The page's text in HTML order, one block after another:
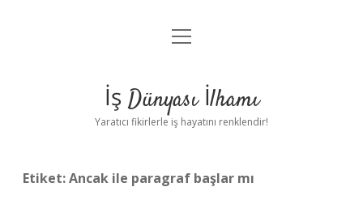
Anasayfa
Yasal Uyarı
menüyü
İş Dünyası İlhamı
Yaratıcı fikirlerle iş hayatını renklendir!
Etiket:Ancak ile paragraf başlar mı